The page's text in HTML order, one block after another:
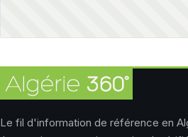
Le fil d'information de référence en